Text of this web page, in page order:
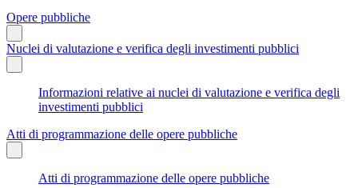
Opere pubbliche
Nuclei di valutazione e verifica degli investimenti pubblici
Informazioni relative ai nuclei di valutazione e verifica degli
investimenti pubblici
Atti di programmazione delle opere pubbliche
Atti di programmazione delle opere pubbliche